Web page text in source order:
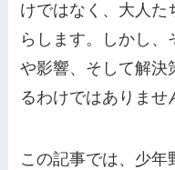
けではなく、大人た
らします。しかし、
や影響、そして解決
るわけではありませ
この記事では、少年